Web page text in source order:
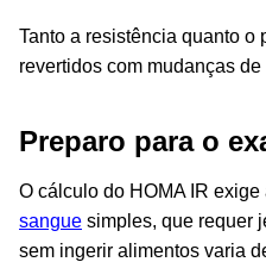
Tanto a resistência quanto o
revertidos com mudanças de
Preparo para o
O cálculo do HOMA IR exige
sangue simples, que requer
sem ingerir alimentos varia